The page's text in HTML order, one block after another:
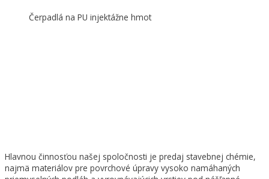
Čerpadlá na PU injektážne hmot
Hlavnou činnosťou našej spoločnosti je predaj stavebnej chémie,
najmä materiálov pre povrchové úpravy vysoko namáhaných